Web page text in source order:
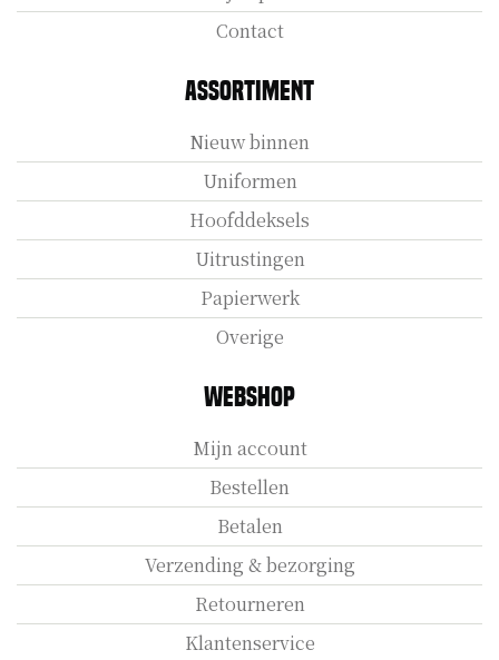
Contact
Assortiment
Nieuw binnen
Uniformen
Hoofddeksels
Uitrustingen
Papierwerk
Overige
Webshop
Mijn account
Bestellen
Betalen
Verzending & bezorging
Retourneren
Klantenservice